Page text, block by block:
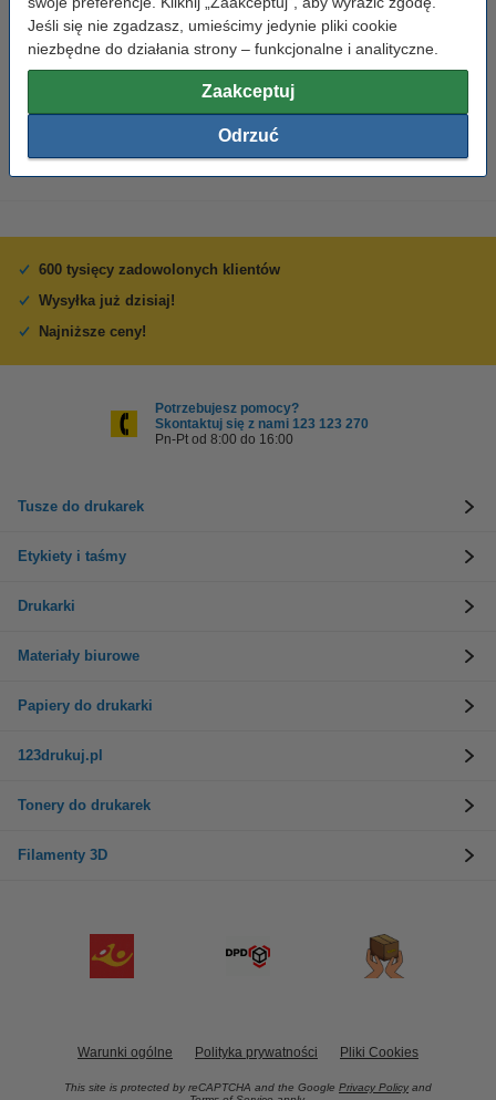
Jeśli się nie zgadzasz, umieścimy jedynie pliki cookie
niezbędne do działania strony – funkcjonalne i analityczne.
Zaakceptuj
Odrzuć
Kliknij i sprawdź całą specyfikacje
Dostępny
Zamów na wtorek
19,90 zł Zamawiam
600 tysięcy zadowolonych klientów
Wysyłka już dzisiaj!
Najniższe ceny!
Potrzebujesz pomocy?
Skontaktuj się z nami 123 123 270
Pn-Pt od 8:00 do 16:00
Tusze do drukarek
Etykiety i taśmy
Drukarki
Materiały biurowe
Papiery do drukarki
123drukuj.pl
Tonery do drukarek
Filamenty 3D
Warunki ogólne Polityka prywatności Pliki Cookies
This site is protected by reCAPTCHA and the Google Privacy Policy and